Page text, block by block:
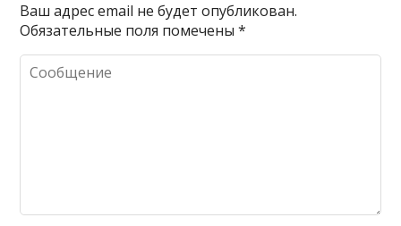
Ваш адрес email не будет опубликован.
Обязательные поля помечены*